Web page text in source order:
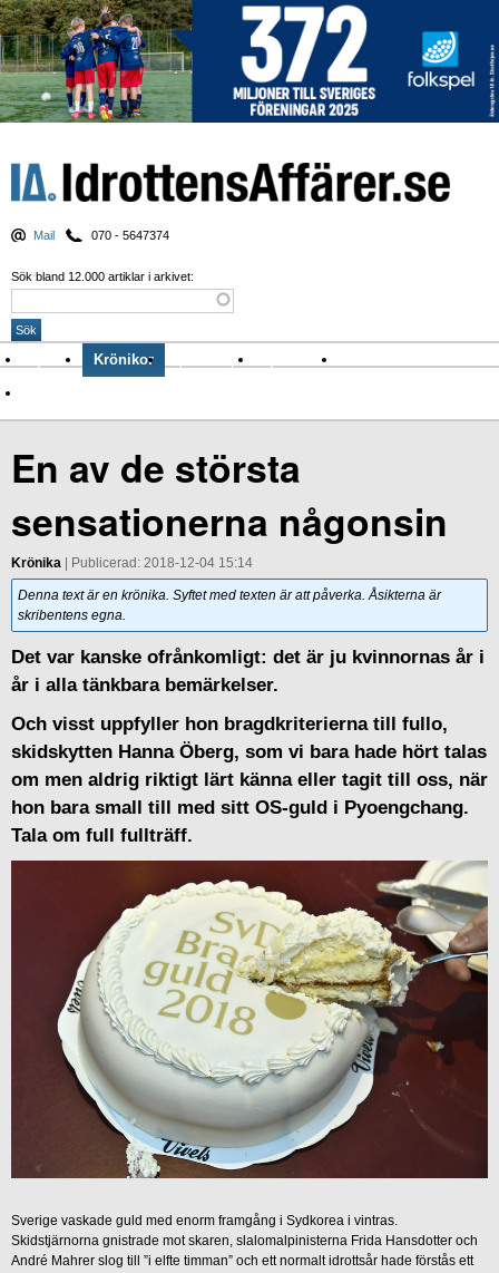
Mail 070 - 5647374
Sök bland 12.000 artiklar i arkivet:
Nyheter Krönikor Sport & spel Nyhetsbrev
En av de största
sensationerna någonsin
Krönika | Publicerad: 2018-12-04 15:14
Denna text är en krönika. Syftet med texten är att påverka. Åsikterna är
skribentens egna.
Det var kanske ofrånkomligt: det är ju kvinnornas år i
år i alla tänkbara bemärkelser.
Och visst uppfyller hon bragdkriterierna till fullo,
skidskytten Hanna Öberg, som vi bara hade hört talas
om men aldrig riktigt lärt känna eller tagit till oss, när
hon bara small till med sitt OS-guld i Pyoengchang.
Tala om full fullträff.
Sverige vaskade guld med enorm framgång i Sydkorea i vintras.
Skidstjärnorna gnistrade mot skaren, slalomalpinisterna Frida Hansdotter och
André Mahrer slog till ”i elfte timman” och ett normalt idrottsår hade förstås ett